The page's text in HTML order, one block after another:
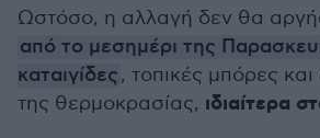
Ωστόσο, η αλλαγή δεν θα
από το μεσημέρι της
καταιγίδες, τοπικές μπόρες
της θερμοκρασίας, ιδιαίτερα